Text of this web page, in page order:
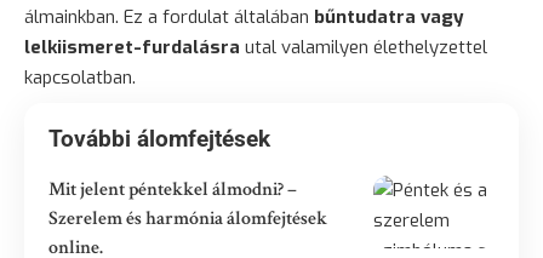
álmainkban. Ez a fordulat általában bűntudatra vagy
lelkiismeret-furdalásra utal valamilyen élethelyzettel
kapcsolatban.
További álomfejtések
Mit jelent péntekkel álmodni? –
Szerelem és harmónia álomfejtések
online.